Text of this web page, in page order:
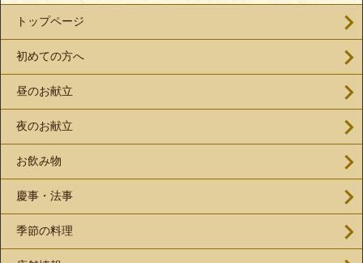
トップページ
初めての方へ
昼のお献立
夜のお献立
お飲み物
慶事・法事
季節の料理